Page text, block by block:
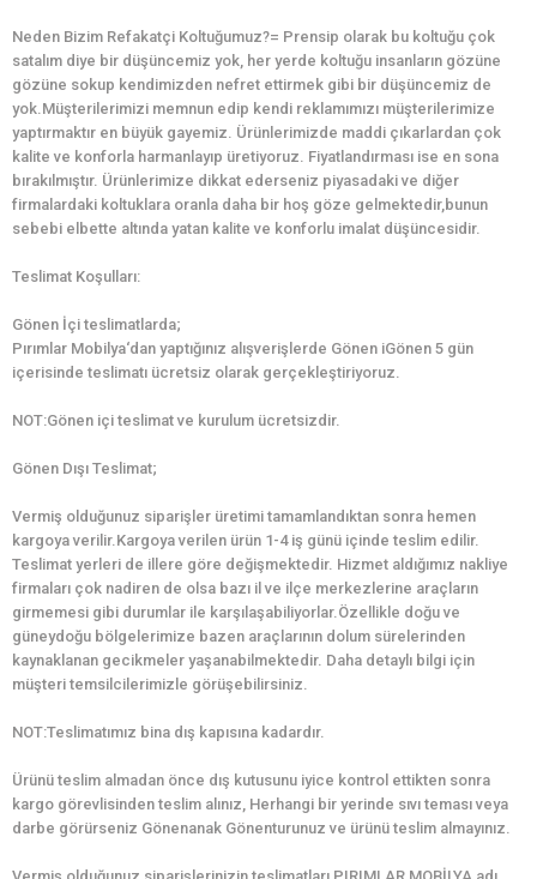
Neden Bizim Refakatçi Koltuğumuz?= Prensip olarak bu koltuğu çok
satalım diye bir düşüncemiz yok, her yerde koltuğu insanların gözüne
gözüne sokup kendimizden nefret ettirmek gibi bir düşüncemiz de
yok.Müşterilerimizi memnun edip kendi reklamımızı müşterilerimize
yaptırmaktır en büyük gayemiz. Ürünlerimizde maddi çıkarlardan çok
kalite ve konforla harmanlayıp üretiyoruz. Fiyatlandırması ise en sona
bırakılmıştır. Ürünlerimize dikkat ederseniz piyasadaki ve diğer
firmalardaki koltuklara oranla daha bir hoş göze gelmektedir,bunun
sebebi elbette altında yatan kalite ve konforlu imalat düşüncesidir.
Teslimat Koşulları:
Gönen İçi teslimatlarda;
Pırımlar Mobilya‘dan yaptığınız alışverişlerde Gönen iGönen 5 gün
içerisinde teslimatı ücretsiz olarak gerçekleştiriyoruz.
NOT:Gönen içi teslimat ve kurulum ücretsizdir.
Gönen Dışı Teslimat;
Vermiş olduğunuz siparişler üretimi tamamlandıktan sonra hemen
kargoya verilir.Kargoya verilen ürün 1-4 iş günü içinde teslim edilir.
Teslimat yerleri de illere göre değişmektedir. Hizmet aldığımız nakliye
firmaları çok nadiren de olsa bazı il ve ilçe merkezlerine araçların
girmemesi gibi durumlar ile karşılaşabiliyorlar.Özellikle doğu ve
güneydoğu bölgelerimize bazen araçlarının dolum sürelerinden
kaynaklanan gecikmeler yaşanabilmektedir. Daha detaylı bilgi için
müşteri temsilcilerimizle görüşebilirsiniz.
NOT:Teslimatımız bina dış kapısına kadardır.
Ürünü teslim almadan önce dış kutusunu iyice kontrol ettikten sonra
kargo görevlisinden teslim alınız, Herhangi bir yerinde sıvı teması veya
darbe görürseniz Gönenanak Gönenturunuz ve ürünü teslim almayınız.